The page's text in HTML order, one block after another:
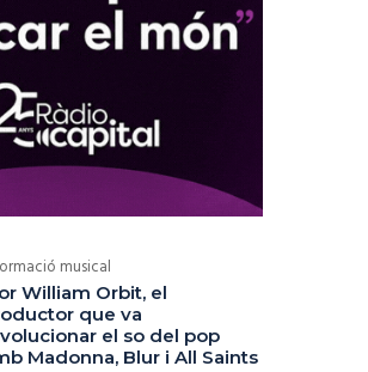
musical
William Orbit, el
que va
el so del pop
Madonna, Blur i All Saints